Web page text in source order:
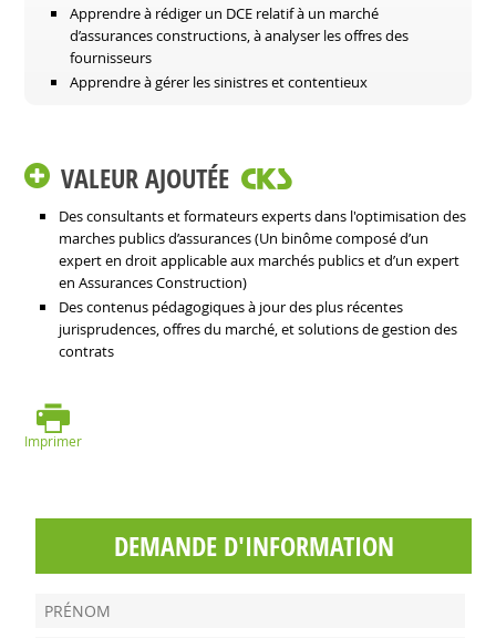
Apprendre à rédiger un DCE relatif à un marché
d’assurances constructions, à analyser les offres des
fournisseurs
Apprendre à gérer les sinistres et contentieux
VALEUR AJOUTÉE
Des consultants et formateurs experts dans l'optimisation des
marches publics d’assurances (Un binôme composé d’un
expert en droit applicable aux marchés publics et d’un expert
en Assurances Construction)
Des contenus pédagogiques à jour des plus récentes
jurisprudences, offres du marché, et solutions de gestion des
contrats
Imprimer
DEMANDE D'INFORMATION